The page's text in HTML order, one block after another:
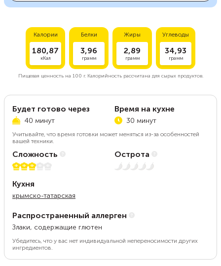
Калории
180,87
кКал
Белки
3,96
грамм
Жиры
2,89
грамм
Углеводы
34,93
грамм
Пищевая ценность на 100 г.Калорийность рассчитана для сырых продуктов.
Будет готово через
40 минут
Время на кухне
30 минут
Учитывайте, что время готовки может меняться из-за особенностей
вашей техники.
Сложность
3 из 5
Острота
Нет остроты
Кухня
крымско-татарская
Распространенный аллерген
Злаки, содержащие глютен
Убедитесь, что у вас нет индивидуальной непереносимости других
ингредиентов.